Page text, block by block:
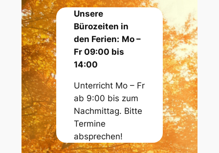
Unsere
Bürozeiten in
den Ferien: Mo –
Fr 09:00 bis
14:00
Unterricht Mo – Fr
ab 9:00 bis zum
Nachmittag. Bitte
Termine
absprechen!